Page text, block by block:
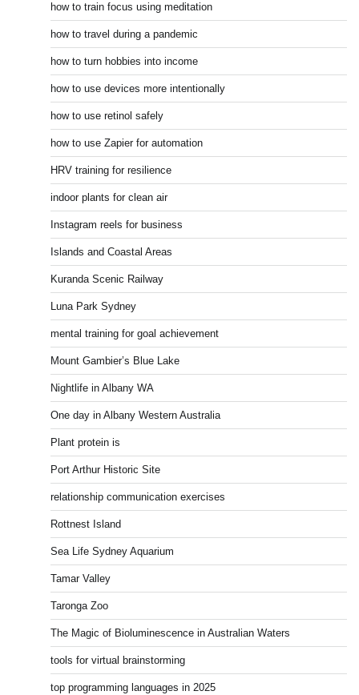
how to train focus using meditation
how to travel during a pandemic
how to turn hobbies into income
how to use devices more intentionally
how to use retinol safely
how to use Zapier for automation
HRV training for resilience
indoor plants for clean air
Instagram reels for business
Islands and Coastal Areas
Kuranda Scenic Railway
Luna Park Sydney
mental training for goal achievement
Mount Gambier’s Blue Lake
Nightlife in Albany WA
One day in Albany Western Australia
Plant protein is
Port Arthur Historic Site
relationship communication exercises
Rottnest Island
Sea Life Sydney Aquarium
Tamar Valley
Taronga Zoo
The Magic of Bioluminescence in Australian Waters
tools for virtual brainstorming
top programming languages in 2025